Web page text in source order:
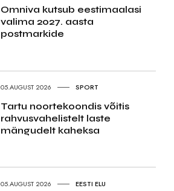
Omniva kutsub eestimaalasi
valima 2027. aasta
postmarkide
05.AUGUST 2026 SPORT
Tartu noortekoondis võitis
rahvusvahelistelt laste
mängudelt kaheksa
05.AUGUST 2026 EESTI ELU